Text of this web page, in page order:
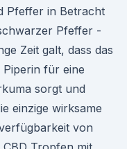
Pfeffer in Betracht
Pfeffer -
Zeit galt, dass das
für eine
sorgt und
einzige wirksame
von